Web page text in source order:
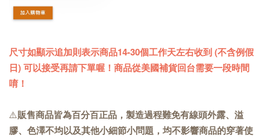
尺寸如顯示追加則表示商品14-30個工作天左右收到 (不含例假
日) 可以接受再請下單喔！商品從美國補貨回台需要一段時間
唷！
⚠️販售商品皆為百分百正品，製造過程難免有線頭外露、溢
膠、色澤不均以及其他小細節小問題，均不影響商品的穿著使